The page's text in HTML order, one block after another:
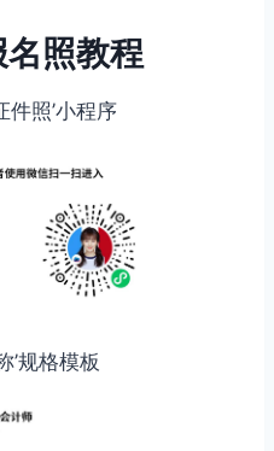
名照教程
件照’小程序
’规格模板